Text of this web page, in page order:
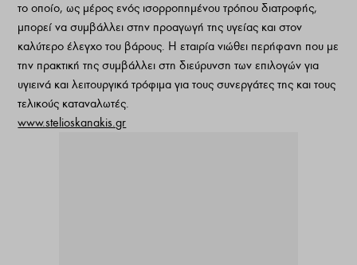
το οποίο, ως μέρος ενός ισορροπημένου τρόπου διατροφής,
μπορεί να συμβάλλει στην προαγωγή της υγείας και στον
καλύτερο έλεγχο του βάρους. Η εταιρία νιώθει περήφανη που με
την πρακτική της συμβάλλει στη διεύρυνση των επιλογών για
υγιεινά και λειτουργικά τρόφιμα για τους συνεργάτες της και τους
τελικούς καταναλωτές.
www.stelioskanakis.gr